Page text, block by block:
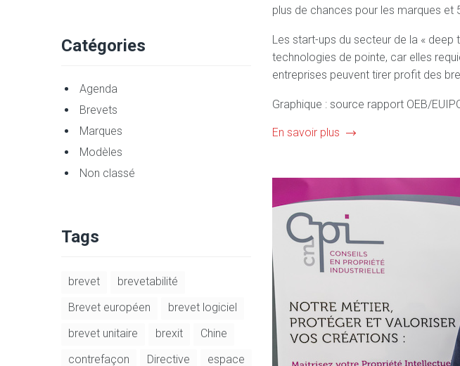
plus de chances pour les marques et
Les start-ups du secteur de la «
technologies de pointe, car elles
entreprises peuvent tirer profit des
Graphique : source rapport OEB/
En savoir plus
Catégories
Agenda
Brevets
Marques
Modèles
Non classé
Tags
brevet
brevetabilité
Brevet européen
brevet logiciel
brevet unitaire
brexit
Chine
contrefaçon
Directive
espace